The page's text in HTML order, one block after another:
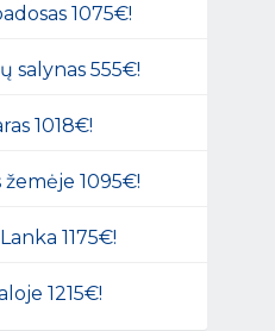
1075€!
salynas 555€!
1018€!
1095€!
1175€!
1215€!